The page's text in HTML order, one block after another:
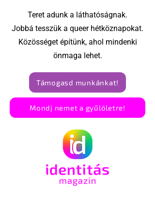
Teret adunk a láthatóságnak.
Jobbá tesszük a queer hétköznapokat.
Közösséget építünk, ahol mindenki
önmaga lehet.
Támogasd munkánkat!
Mondj nemet a gyűlöletre!